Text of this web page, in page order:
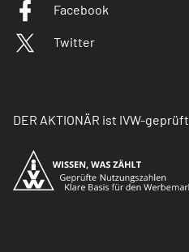
Facebook
Twitter
DER AKTIONÄR ist IVW-geprüft